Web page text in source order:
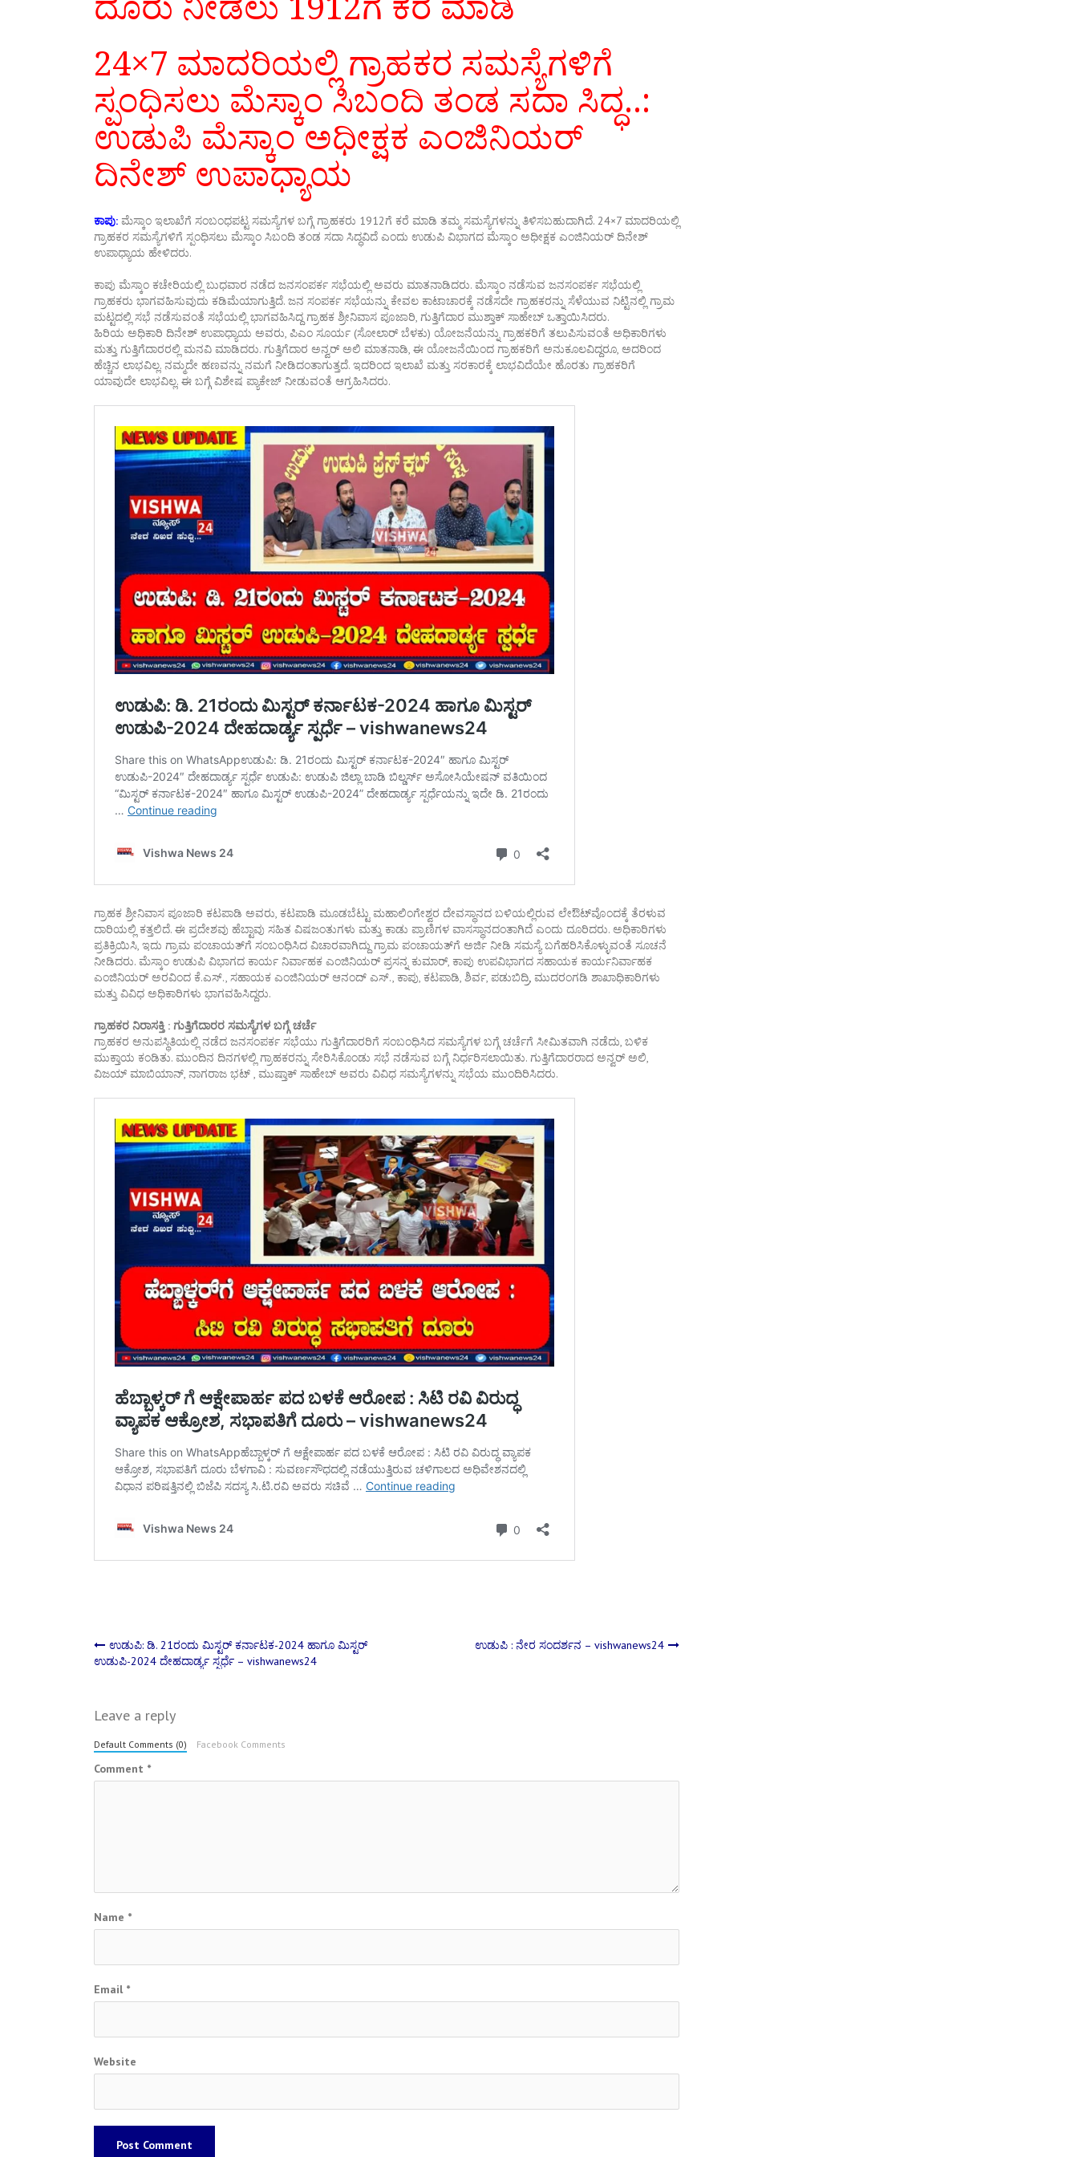
24×7 ಮಾದರಿಯಲ್ಲಿ ಗ್ರಾಹಕರ ಸಮಸ್ಯೆಗಳಿಗೆ
ಸ್ಪಂಧಿಸಲು ಮೆಸ್ಕಾಂ ಸಿಬಂದಿ ತಂಡ ಸದಾ ಸಿದ್ಧ..:
ಉಡುಪಿ ಮೆಸ್ಕಾಂ ಅಧೀಕ್ಷಕ ಎಂಜಿನಿಯರ್‌
ದಿನೇಶ್‌ ಉಪಾಧ್ಯಾಯ
ಕಾಪು: ಮೆಸ್ಕಾಂ ಇಲಾಖೆಗೆ ಸಂಬಂಧಪಟ್ಟ ಸಮಸ್ಯೆಗಳ ಬಗ್ಗೆ ಗ್ರಾಹಕರು 1912ಗೆ ಕರೆ ಮಾಡಿ ತಮ್ಮ ಸಮಸ್ಯೆಗಳನ್ನು ತಿಳಿಸಬಹುದಾಗಿದೆ. 24×7 ಮಾದರಿಯಲ್ಲಿ
ಗ್ರಾಹಕರ ಸಮಸ್ಯೆಗಳಿಗೆ ಸ್ಪಂಧಿಸಲು ಮೆಸ್ಕಾಂ ಸಿಬಂದಿ ತಂಡ ಸದಾ ಸಿದ್ಧವಿದೆ ಎಂದು ಉಡುಪಿ ವಿಭಾಗದ ಮೆಸ್ಕಾಂ ಅಧೀಕ್ಷಕ ಎಂಜಿನಿಯರ್‌ ದಿನೇಶ್‌
ಉಪಾಧ್ಯಾಯ ಹೇಳಿದರು.
ಕಾಪು ಮೆಸ್ಕಾಂ ಕಚೇರಿಯಲ್ಲಿ ಬುಧವಾರ ನಡೆದ ಜನಸಂಪರ್ಕ ಸಭೆಯಲ್ಲಿ ಅವರು ಮಾತನಾಡಿದರು. ಮೆಸ್ಕಾಂ ನಡೆಸುವ ಜನಸಂಪರ್ಕ ಸಭೆಯಲ್ಲಿ
ಗ್ರಾಹಕರು ಭಾಗವಹಿಸುವುದು ಕಡಿಮೆಯಾಗುತ್ತಿದೆ. ಜನ ಸಂಪರ್ಕ ಸಭೆಯನ್ನು ಕೇವಲ ಕಾಟಾಚಾರಕ್ಕೆ ನಡೆಸದೇ ಗ್ರಾಹಕರನ್ನು ಸೆಳೆಯುವ ನಿಟ್ಟಿನಲ್ಲಿ ಗ್ರಾಮ
ಮಟ್ಟದಲ್ಲಿ ಸಭೆ ನಡೆಸುವಂತೆ ಸಭೆಯಲ್ಲಿ ಭಾಗವಹಿಸಿದ್ದ ಗ್ರಾಹಕ ಶ್ರೀನಿವಾಸ ಪೂಜಾರಿ, ಗುತ್ತಿಗೆದಾರ ಮುಶ್ತಾಕ್‌ ಸಾಹೇಬ್‌ ಒತ್ತಾಯಿಸಿದರು.
ಹಿರಿಯ ಅಧಿಕಾರಿ ದಿನೇಶ್‌ ಉಪಾಧ್ಯಾಯ ಅವರು, ಪಿಎಂ ಸೂರ್ಯ (ಸೋಲಾರ್‌ ಬೆಳಕು) ಯೋಜನೆಯನ್ನು ಗ್ರಾಹಕರಿಗೆ ತಲುಪಿಸುವಂತೆ ಅಧಿಕಾರಿಗಳು
ಮತ್ತು ಗುತ್ತಿಗೆದಾರರಲ್ಲಿ ಮನವಿ ಮಾಡಿದರು. ಗುತ್ತಿಗೆದಾರ ಅನ್ವರ್‌ ಅಲಿ ಮಾತನಾಡಿ, ಈ ಯೋಜನೆಯಿಂದ ಗ್ರಾಹಕರಿಗೆ ಅನುಕೂಲವಿದ್ದರೂ, ಅದರಿಂದ
ಹೆಚ್ಚಿನ ಲಾಭವಿಲ್ಲ. ನಮ್ಮದೇ ಹಣವನ್ನು ನಮಗೆ ನೀಡಿದಂತಾಗುತ್ತದೆ. ಇದರಿಂದ ಇಲಾಖೆ ಮತ್ತು ಸರಕಾರಕ್ಕೆ ಲಾಭವಿದೆಯೇ ಹೊರತು ಗ್ರಾಹಕರಿಗೆ
ಯಾವುದೇ ಲಾಭವಿಲ್ಲ. ಈ ಬಗ್ಗೆ ವಿಶೇಷ ಪ್ಯಾಕೇಜ್‌ ನೀಡುವಂತೆ ಆಗ್ರಹಿಸಿದರು.
ಗ್ರಾಹಕ ಶ್ರೀನಿವಾಸ ಪೂಜಾರಿ ಕಟಪಾಡಿ ಅವರು, ಕಟಪಾಡಿ ಮೂಡಬೆಟ್ಟು ಮಹಾಲಿಂಗೇಶ್ವರ ದೇವಸ್ಥಾನದ ಬಳಿಯಲ್ಲಿರುವ ಲೇಔಟ್‌ವೊಂದಕ್ಕೆ ತೆರಳುವ
ದಾರಿಯಲ್ಲಿ ಕತ್ತಲಿದೆ. ಈ ಪ್ರದೇಶವು ಹೆಬ್ಟಾವು ಸಹಿತ ವಿಷಜಂತುಗಳು ಮತ್ತು ಕಾಡು ಪ್ರಾಣಿಗಳ ವಾಸಸ್ಥಾನದಂತಾಗಿದೆ ಎಂದು ದೂರಿದರು. ಅಧಿಕಾರಿಗಳು
ಪ್ರತಿಕ್ರಿಯಿಸಿ, ಇದು ಗ್ರಾಮ ಪಂಚಾಯತ್‌ಗೆ ಸಂಬಂಧಿಸಿದ ವಿಚಾರವಾಗಿದ್ದು ಗ್ರಾಮ ಪಂಚಾಯತ್‌ಗೆ ಅರ್ಜಿ ನೀಡಿ ಸಮಸ್ಯೆ ಬಗೆಹರಿಸಿಕೊಳ್ಳುವಂತೆ ಸೂಚನೆ
ನೀಡಿದರು. ಮೆಸ್ಕಾಂ ಉಡುಪಿ ವಿಭಾಗದ ಕಾರ್ಯ ನಿರ್ವಾಹಕ ಎಂಜಿನಿಯರ್‌ ಪ್ರಸನ್ನ ಕುಮಾರ್‌, ಕಾಪು ಉಪವಿಭಾಗದ ಸಹಾಯಕ ಕಾರ್ಯನಿರ್ವಾಹಕ
ಎಂಜಿನಿಯರ್‌ ಅರವಿಂದ ಕೆ.ಎಸ್‌., ಸಹಾಯಕ ಎಂಜಿನಿಯರ್‌ ಆನಂದ್‌ ಎಸ್‌., ಕಾಪು, ಕಟಪಾಡಿ, ಶಿರ್ವ, ಪಡುಬಿದ್ರಿ, ಮುದರಂಗಡಿ ಶಾಖಾಧಿಕಾರಿಗಳು
ಮತ್ತು ವಿವಿಧ ಅಧಿಕಾರಿಗಳು ಭಾಗವಹಿಸಿದ್ದರು.
ಗ್ರಾಹಕರ ನಿರಾಸಕ್ತಿ : ಗುತ್ತಿಗೆದಾರರ ಸಮಸ್ಯೆಗಳ ಬಗ್ಗೆ ಚರ್ಚೆ
ಗ್ರಾಹಕರ ಅನುಪಸ್ಥಿತಿಯಲ್ಲಿ ನಡೆದ ಜನಸಂಪರ್ಕ ಸಭೆಯು ಗುತ್ತಿಗೆದಾರರಿಗೆ ಸಂಬಂಧಿಸಿದ ಸಮಸ್ಯೆಗಳ ಬಗ್ಗೆ ಚರ್ಚೆಗೆ ಸೀಮಿತವಾಗಿ ನಡೆದು, ಬಳಿಕ
ಮುಕ್ತಾಯ ಕ‌ಂಡಿತು. ಮುಂದಿನ ದಿನಗಳಲ್ಲಿ ಗ್ರಾಹಕರನ್ನು ಸೇರಿಸಿಕೊಂಡು ಸಭೆ ನಡೆಸುವ ಬಗ್ಗೆ ನಿರ್ಧರಿಸಲಾಯಿತು. ಗುತ್ತಿಗೆದಾರರಾದ ಅನ್ವರ್‌ ಅಲಿ,
ವಿಜಯ್‌ ಮಾಬಿಯಾನ್‌, ನಾಗರಾಜ ಭಟ್‌ , ಮುಷ್ತಾಕ್‌ ಸಾಹೇಬ್‌ ಅವರು ವಿವಿಧ ಸಮಸ್ಯೆಗಳನ್ನು ಸಭೆಯ ಮುಂದಿರಿಸಿದರು.
Post
ಉಡುಪಿ: ಡಿ. 21ರಂದು ಮಿಸ್ಟರ್ ಕರ್ನಾಟಕ-2024 ಹಾಗೂ ಮಿಸ್ಟರ್
ಉಡುಪಿ-2024 ದೇಹದಾರ್ಡ್ಯ ಸ್ಪರ್ಧೆ – vishwanews24
ಉಡುಪಿ : ನೇರ ಸಂದರ್ಶನ – vishwanews24
Leave a reply
Default Comments (0) Facebook Comments
Comment *
Name *
Email *
Website